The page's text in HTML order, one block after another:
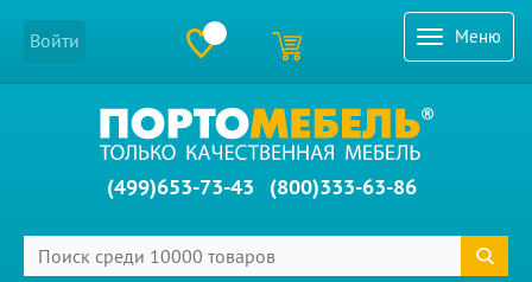
Меню
Войти
(499)653-73-43 (800)333-63-86